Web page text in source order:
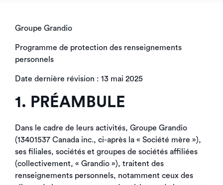
Groupe Grandio
Programme de protection des renseignements
personnels
Date dernière révision : 13 mai 2025
1. PRÉAMBULE
Dans le cadre de leurs activités, Groupe Grandio
(13401537 Canada inc., ci-après la « Société mère »),
ses filiales, sociétés et groupes de sociétés affiliées
(collectivement, « Grandio »), traitent des
renseignements personnels, notamment ceux des